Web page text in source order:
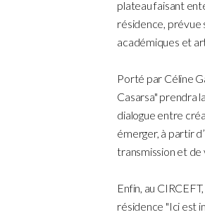
plateau faisant
résidence, prévue
académiques et
Porté par Céline
Casarsa" prendra
dialogue entre
émerger, à partir
transmission et de
Enfin, au
résidence "Ici est